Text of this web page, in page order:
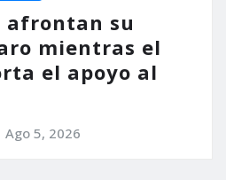
afrontan su
mientras el
el apoyo al
Ago 5, 2026